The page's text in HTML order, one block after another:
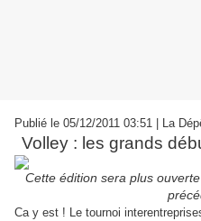
Publié le 05/12/2011 03:51 | La
Volley : les grands
Cette édition sera plus
Ca y est ! Le tournoi